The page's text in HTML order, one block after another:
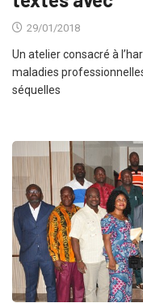
29/01/2018
Un atelier consacré à
maladies
séquelles